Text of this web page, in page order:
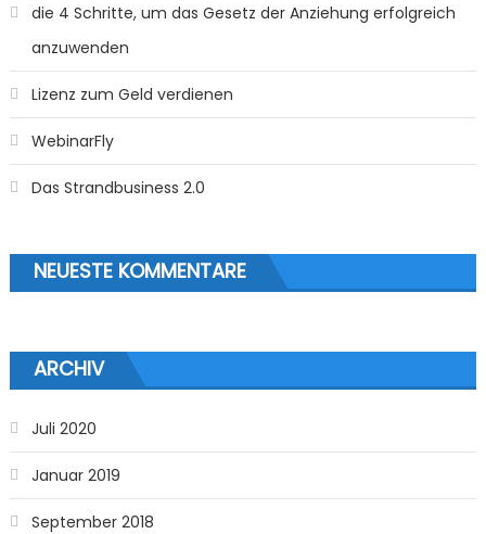
die 4 Schritte, um das Gesetz der Anziehung erfolgreich
anzuwenden
Lizenz zum Geld verdienen
WebinarFly
Das Strandbusiness 2.0
NEUESTE KOMMENTARE
ARCHIV
Juli 2020
Januar 2019
September 2018